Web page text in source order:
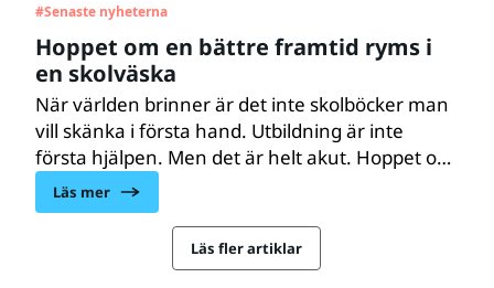
#Senaste nyheterna
Hoppet om en bättre framtid ryms i
en skolväska
När världen brinner är det inte skolböcker man
vill skänka i första hand. Utbildning är inte
första hjälpen. Men det är helt akut. Hoppet om
en bättre värld, och ett bättre liv, ryms i
en skolväska.
Läs mer
Läs fler artiklar